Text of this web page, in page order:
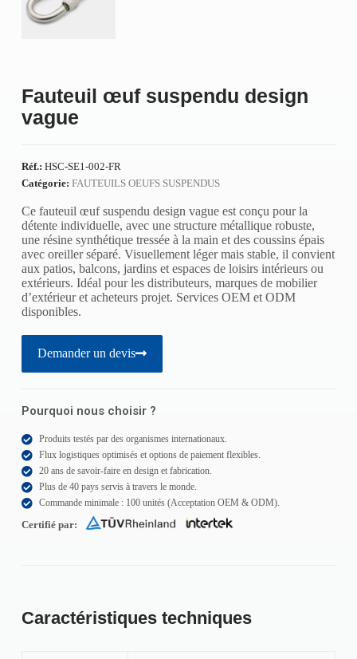
Fauteuil œuf suspendu design
vague
Réf.: HSC-SE1-002-FR
Catégorie: FAUTEUILS OEUFS SUSPENDUS
Ce fauteuil œuf suspendu design vague est conçu pour la
détente individuelle, avec une structure métallique robuste,
une résine synthétique tressée à la main et des coussins épais
avec oreiller séparé. Visuellement léger mais stable, il convient
aux patios, balcons, jardins et espaces de loisirs intérieurs ou
extérieurs. Idéal pour les distributeurs, marques de mobilier
d’extérieur et acheteurs projet. Services OEM et ODM
disponibles.
Demander un devis
Pourquoi nous choisir ?
Produits testés par des organismes internationaux.
Flux logistiques optimisés et options de paiement flexibles.
20 ans de savoir-faire en design et fabrication.
Plus de 40 pays servis à travers le monde.
Commande minimale : 100 unités (Acceptation OEM & ODM).
Certifié par:
Caractéristiques techniques